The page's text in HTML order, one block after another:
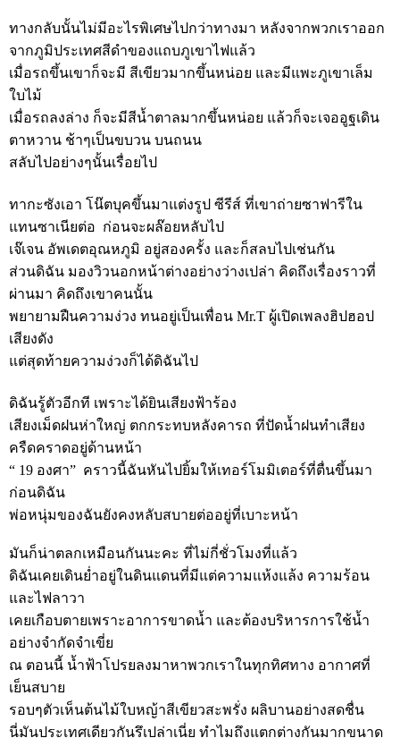
ทางกลับนั้นไม่มีอะไรพิเศษไปกว่าทางมา หลังจากพวกเราออก
จากภูมิประเทศสีดำของแถบภูเขาไฟแล้ว
เมื่อรถขึ้นเขาก็จะมี สีเขียวมากขึ้นหน่อย และมีแพะภูเขาเล็ม
ใบไม้
เมื่อรถลงล่าง ก็จะมีสีน้ำตาลมากขึ้นหน่อย แล้วก็จะเจออูฐเดิน
ตาหวาน ช้าๆเป็นขบวน บนถนน
สลับไปอย่างๆนั้นเรื่อยไป
ทากะซังเอา โน๊ตบุคขึ้นมาแต่งรูป ซีรีส์ ที่เขาถ่ายซาฟารีใน
แทนซาเนียต่อ ก่อนจะผล๊อยหลับไป
เจ๊เจน อัพเดตอุณหภูมิ อยู่สองครั้ง และก็สลบไปเช่นกัน
ส่วนดิฉัน มองวิวนอกหน้าต่างอย่างว่างเปล่า คิดถึงเรื่องราวที่
ผ่านมา คิดถึงเขาคนนั้น
พยายามฝืนความง่วง ทนอยู่เป็นเพื่อน Mr.T ผู้เปิดเพลงฮิปฮอป
เสียงดัง
แต่สุดท้ายความง่วงก็ได้ดิฉันไป
ดิฉันรู้ตัวอีกที เพราะได้ยินเสียงฟ้าร้อง
เสียงเม็ดฝนห่าใหญ่ ตกกระทบหลังคารถ ที่ปัดน้ำฝนทำเสียง
ครืดคราดอยู่ด้านหน้า
“ 19 องศา” คราวนี้ฉันหันไปยิ้มให้เทอร์โมมิเตอร์ที่ตื่นขึ้นมา
ก่อนดิฉัน
พ่อหนุ่มของฉันยังคงหลับสบายต่ออยู่ที่เบาะหน้า
มันก็น่าตลกเหมือนกันนะคะ ที่ไม่กี่ชั่วโมงที่แล้ว
ดิฉันเคยเดินย่ำอยู่ในดินแดนที่มีแต่ความแห้งแล้ง ความร้อน
และไฟลาวา
เคยเกือบตายเพราะอาการขาดน้ำ และต้องบริหารการใช้น้ำ
อย่างจำกัดจำเขี่ย
ณ ตอนนี้ น้ำฟ้าโปรยลงมาหาพวกเราในทุกทิศทาง อากาศที่
เย็นสบาย
รอบๆตัวเห็นต้นไม้ใบหญ้าสีเขียวสะพรั่ง ผลิบานอย่างสดชื่น
นี่มันประเทศเดียวกันรึเปล่าเนี่ย ทำไมถึงแตกต่างกันมากขนาด